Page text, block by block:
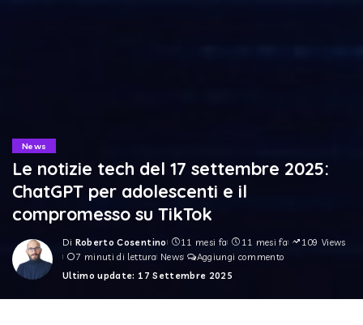
News
Le notizie tech del 17 settembre 2025:
ChatGPT per adolescenti e il
compromesso su TikTok
Posted
by
Di Roberto Cosentino 11 mesi fa 11 mesi fa
109 Views
7 minuti di lettura News
Aggiungi commento
Ultimo update: 17 Settembre 2025